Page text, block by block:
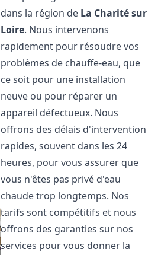
dans la région de La Charité sur
Loire. Nous intervenons
rapidement pour résoudre vos
problèmes de chauffe-eau, que
ce soit pour une installation
neuve ou pour réparer un
appareil défectueux. Nous
offrons des délais d'intervention
rapides, souvent dans les 24
heures, pour vous assurer que
vous n'êtes pas privé d'eau
chaude trop longtemps. Nos
tarifs sont compétitifs et nous
offrons des garanties sur nos
services pour vous donner la